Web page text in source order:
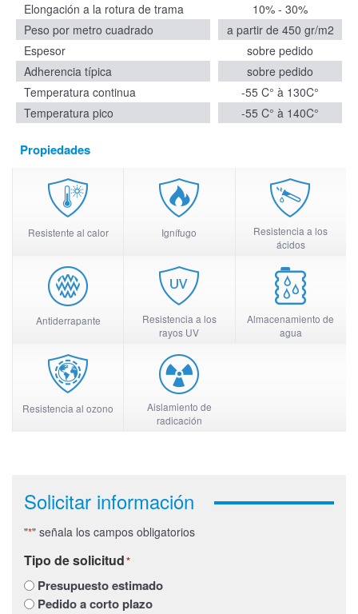
Elongación a la rotura de trama
10% - 30%
Peso por metro cuadrado
a partir de 450 gr/m2
Espesor
sobre pedido
Adherencia típica
sobre pedido
Temperatura continua
-55 C° à 130C°
Temperatura pico
-55 C° à 140C°
Propiedades
Resistente al calor Ignífugo
Resistencia a los
ácidos
Antiderrapante
Resistencia a los
rayos UV
Almacenamiento de
agua
Resistencia al ozono
Aislamiento de
radicación
Solicitar información
"*" señala los campos obligatorios
Tipo de solicitud*
Presupuesto estimado
Pedido a corto plazo